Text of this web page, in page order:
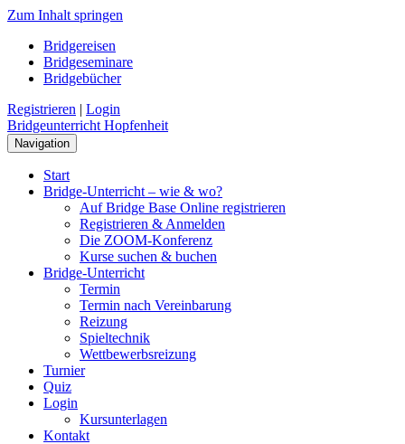
Zum Inhalt springen
Bridgereisen
Bridgeseminare
Bridgebücher
Registrieren | Login
Bridgeunterricht Hopfenheit
Navigation
Start
Bridge-Unterricht – wie & wo?
Auf Bridge Base Online registrieren
Registrieren & Anmelden
Die ZOOM-Konferenz
Kurse suchen & buchen
Bridge-Unterricht
Termin
Termin nach Vereinbarung
Reizung
Spieltechnik
Wettbewerbsreizung
Turnier
Quiz
Login
Kursunterlagen
Kontakt